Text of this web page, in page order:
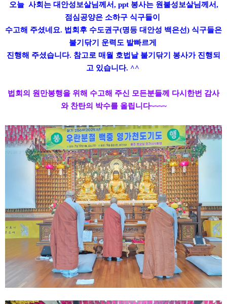
오늘 사회는 대안성보살님께서, ppt 봉사는 원불성보살님께서,
점심공양은 소하구 식구들이
수고해 주셨네요. 법회후 수도권구(명등 대안성 백은선) 식구들은
불기닦기 운력도 발빠르게
진행해 주셨습니다. 참고로 매월 호법날 불기닦기 봉사가 진행되
고 있습니다. ^^
법회의 원만봉행을 위해 수고해 주신 모든분들께 다시한번 감사
와 찬탄의 박수를 올립니다~~~~